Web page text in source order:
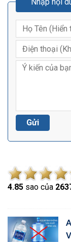
4.85 sao của